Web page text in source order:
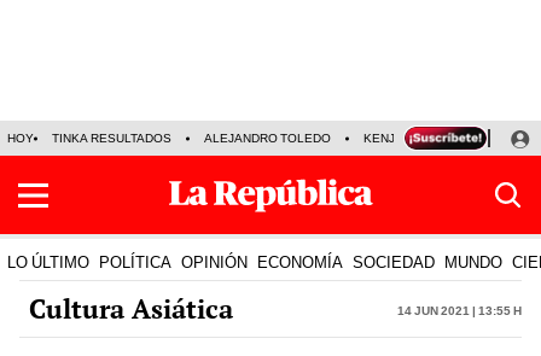
HOY TINKA RESULTADOS ALEJANDRO TOLEDO KENJI FUJIMORI
LO ÚLTIMO POLÍTICA OPINIÓN ECONOMÍA SOCIEDAD MUNDO
Cultura Asiática 14 Jun 2021 | 13:55 h